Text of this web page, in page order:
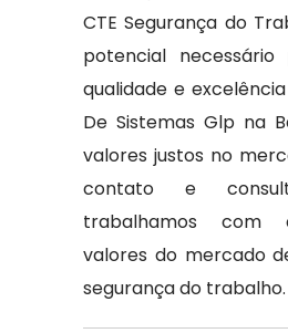
CTE Segurança do
potencial
qualidade e
De Sistemas Glp na
valores justos no
contato e
trabalhamos com
valores do mercado
segurança do trabalho.